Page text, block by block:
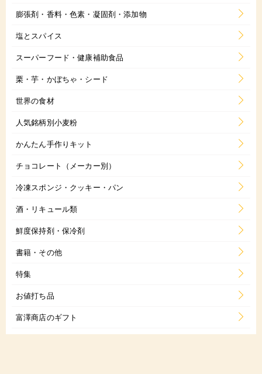
膨張剤・香料・色素・凝固剤・添加物
塩とスパイス
スーパーフード・健康補助食品
栗・芋・かぼちゃ・シード
世界の食材
人気銘柄別小麦粉
かんたん手作りキット
チョコレート（メーカー別）
冷凍スポンジ・クッキー・パン
酒・リキュール類
鮮度保持剤・保冷剤
書籍・その他
特集
お値打ち品
富澤商店のギフト